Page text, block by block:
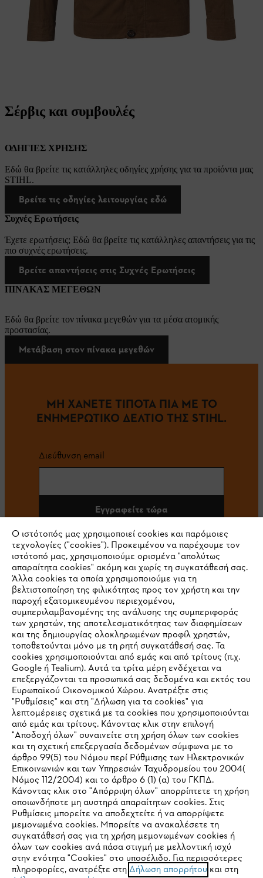
Σέρβις και συμβουλές
ΟΔΗΓΙΕΣ ΧΡΗΣΗΣ
Εδώ θα βρείτε τις κατάλληλες οδηγίες χρήσης για τα προϊόντα μας
STIHL.
Βρείτε τις οδηγίες λειτουργίας εδώ
Συχνές Ερωτήσεις
Έχετε ερωτήσεις; Εδώ θα βρείτε τις κατάλληλες απαντήσεις για τις
πιο συχνές ερωτήσεις.
Βρείτε απαντήσεις στις Συχνές Ερωτήσεις
ΠΙΝΑΚΑΣ ΜΕΓΕΘΩΝ
Εδώ θα βρείτε τον πίνακα μεγεθών για τα μέσα ατομικής
προστασίας.
Μετάβαση στον πίνακα μεγεθών
ΜΗ ΧΑΝΕΤΕ ΤΙΠΟΤΑ ΠΙΑ ΜΕ ΤΟ
ΕΝΗΜΕΡΩΤΙΚΟ ΔΕΛΤΙΟ ΤΗΣ STIHL.
Διεύθυνση email
Εγγραφείτε τώρα
#STIHL
Εταιρεία
STIHL Συχνές ερωτήσεις
Service
Πολιτική απορρήτου Νομικό κείμενο Cookies
Νομικές πληροφορίες
IHR BROWSER WIRD NICHT
UNTERSTÜTZT
Sie nutzen einen Browser, den wir noch nicht unterstützen. Für
eine optimale Nutzung unserer Seite empfehlen wir Ihnen, zu
einem der folgenden Browser zu wechseln:
Ο ιστότοπός μας χρησιμοποιεί cookies και παρόμοιες
τεχνολογίες ("cookies"). Προκειμένου να παρέχουμε τον
ιστότοπό μας, χρησιμοποιούμε ορισμένα "απολύτως
απαραίτητα cookies" ακόμη και χωρίς τη συγκατάθεσή σας.
Άλλα cookies τα οποία χρησιμοποιούμε για τη
βελτιστοποίηση της φιλικότητας προς τον χρήστη και την
παροχή εξατομικευμένου περιεχομένου,
συμπεριλαμβανομένης της ανάλυσης της συμπεριφοράς
των χρηστών, της αποτελεσματικότητας των διαφημίσεων
και της δημιουργίας ολοκληρωμένων προφίλ χρηστών,
τοποθετούνται μόνο με τη ρητή συγκατάθεσή σας. Τα
cookies χρησιμοποιούνται από εμάς και από τρίτους (π.χ.
Google ή Tealium). Αυτά τα τρίτα μέρη ενδέχεται να
επεξεργάζονται τα προσωπικά σας δεδομένα και εκτός του
Ευρωπαϊκού Οικονομικού Χώρου. Ανατρέξτε στις
"Ρυθμίσεις" και στη "Δήλωση για τα cookies" για
λεπτομέρειες σχετικά με τα cookies που χρησιμοποιούνται
από εμάς και τρίτους. Κάνοντας κλικ στην επιλογή
"Αποδοχή όλων" συναινείτε στη χρήση όλων των cookies
και τη σχετική επεξεργασία δεδομένων σύμφωνα με το
άρθρο 99(5) του Νόμου περί Ρύθμισης των Ηλεκτρονικών
Επικοινωνιών και των Υπηρεσιών Ταχυδρομείου του 2004(
Νόμος 112/2004) και το άρθρο 6 (1) (α) του ΓΚΠΔ.
Κάνοντας κλικ στο "Απόρριψη όλων" απορρίπτετε τη χρήση
οποιωνδήποτε μη αυστηρά απαραίτητων cookies. Στις
Ρυθμίσεις μπορείτε να αποδεχτείτε ή να απορρίψετε
μεμονωμένα cookies. Μπορείτε να ανακαλέσετε τη
συγκατάθεσή σας για τη χρήση μεμονωμένων cookies ή
όλων των cookies ανά πάσα στιγμή με μελλοντική ισχύ
στην ενότητα "Cookies" στο υποσέλιδο. Για περισσότερες
πληροφορίες, ανατρέξτε στηΔήλωση απορρήτου και στη